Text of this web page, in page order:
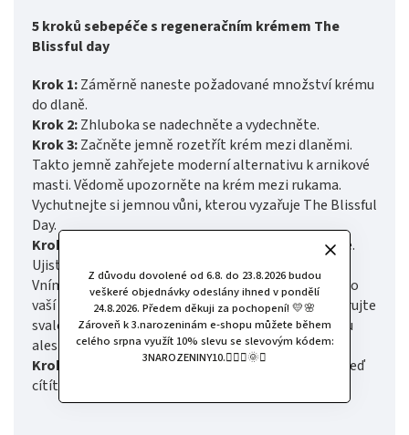
Z důvodu dovolené od 6.8. do 23.8.2026 budou
veškeré objednávky odeslány ihned v pondělí
24.8.2026. Předem děkuji za pochopení! 💛🌸
Zároveň k 3.narozeninám e-shopu můžete během
celého srpna využít 10% slevu se slevovým kódem:
3NAROZENINY10.🧚🏻‍♀️🌞✨
5 kroků sebepéče s regeneračním krémem The
Blissful day
Krok 1:Záměrně naneste požadované množství krému
do dlaně.
Krok 2:Zhluboka se nadechněte a vydechněte.
Krok 3:Začněte jemně rozetřít krém mezi dlaněmi.
Takto jemně zahřejete moderní alternativu k arnikové
masti. Vědomě upozorněte na krém mezi rukama.
Vychutnejte si jemnou vůni, kterou vyzařuje The Blissful
Day.
Krok 4:
Během kroužení se plně soustřeďte na sebe.
Ujistěte se, že nasloucháte signálům svého těla.
Vnímejte, jak příjemná konzistence krému klouže po
vaší pokožce. Pro zvýšení relaxačního účinku vmasírujte
svalový krém do postižené oblasti pokožky po dobu
alespoň 2 minut.
Krok 5:
Vnímejte, jak se dostavuje uvolnění. Jak se teď
cítíte?